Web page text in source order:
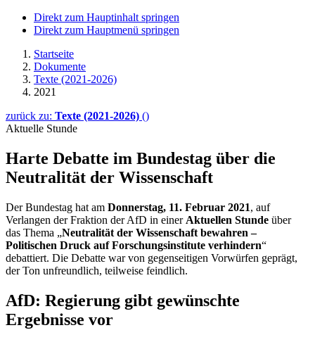
Direkt zum Hauptinhalt springen
Direkt zum Hauptmenü springen
Startseite
Dokumente
Texte (2021-2026)
2021
zurück zu: Texte (2021-2026) ()
Aktuelle Stunde
Harte Debatte im Bun­des­tag über die
Neu­tralität der Wissen­schaft
Der Bundestag hat am Donnerstag, 11. Februar 2021, auf
Verlangen der Fraktion der AfD in einer Aktuellen Stunde über
das Thema „Neutralität der Wissenschaft bewahren –
Politischen Druck auf Forschungsinstitute verhindern“
debattiert. Die Debatte war von gegenseitigen Vorwürfen geprägt,
der Ton unfreundlich, teilweise feindlich.
AfD: Regierung gibt gewünschte
Ergebnisse vor